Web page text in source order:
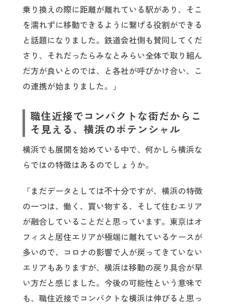
乗り換えの際に距離が離れている駅があり、そこ
を濡れずに移動できるように繋げる役割ができる
と話題になりました。鉄道会社側も賛同してくだ
さり、それだったらみなとみらい全体で取り組ん
だ方が良いとのでは、と各社が呼びかけ合い、こ
の連携が始まりました。」
職住近接でコンパクトな街だからこ
そ見える、横浜のポテンシャル
横浜でも展開を始めている中で、何かしら横浜な
らではの特徴はあるのでしょうか。
「まだデータとしては不十分ですが、横浜の特徴
の一つは、働く、買い物する、そして住むエリア
が融合していることだと思っています。東京はオ
フィスと居住エリアが極端に離れているケースが
多いので、コロナの影響で人が戻ってきていない
エリアもありますが、横浜は移動の戻り具合が早
い方だと感じました。今後の可能性という意味で
も、職住近接でコンパクトな横浜は伸びると思っ